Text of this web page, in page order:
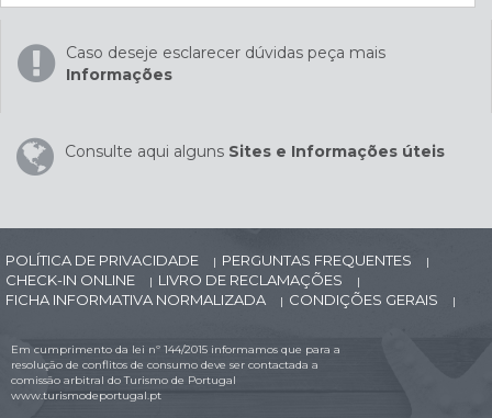
Caso deseje esclarecer dúvidas peça mais
Informações
Consulte aqui alguns Sites e Informações úteis
POLÍTICA DE PRIVACIDADE | PERGUNTAS FREQUENTES |
CHECK-IN ONLINE | LIVRO DE RECLAMAÇÕES |
FICHA INFORMATIVA NORMALIZADA | CONDIÇÕES GERAIS |
Em cumprimento da lei nº 144/2015 informamos que para a
resolução de conflitos de consumo deve ser contactada a
comissão arbitral do Turismo de Portugal
www.turismodeportugal.pt